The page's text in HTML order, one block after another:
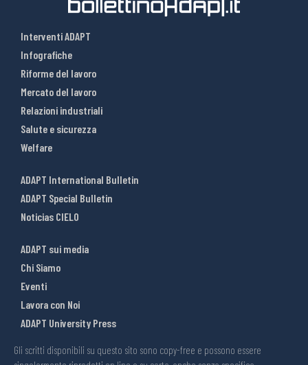
Interventi ADAPT
Infografiche
Riforme del lavoro
Mercato del lavoro
Relazioni industriali
Salute e sicurezza
Welfare
ADAPT International Bulletin
ADAPT Special Bulletin
Noticias CIELO
ADAPT sui media
Chi Siamo
Eventi
Lavora con Noi
ADAPT University Press
Gli scritti disponibili su questo sito sono copy-free e possono essere